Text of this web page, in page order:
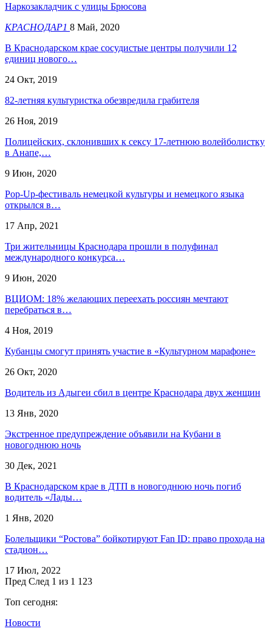
Наркозакладчик с улицы Брюсова
КРАСНОДАР1 8 Май, 2020
В Краснодарском крае сосудистые центры получили 12
единиц нового…
24 Окт, 2019
82-летняя культуристка обезвредила грабителя
26 Ноя, 2019
Полицейских, склонивших к сексу 17-летнюю волейболистку
в Анапе,…
9 Июн, 2020
Pop-Up-фестиваль немецкой культуры и немецкого языка
открылся в…
17 Апр, 2021
Три жительницы Краснодара прошли в полуфинал
международного конкурса…
9 Июн, 2020
ВЦИОМ: 18% желающих переехать россиян мечтают
перебраться в…
4 Ноя, 2019
Кубанцы смогут принять участие в «Культурном марафоне»
26 Окт, 2020
Водитель из Адыгеи сбил в центре Краснодара двух женщин
13 Янв, 2020
​Экстренное предупреждение объявили на Кубани в
новогоднюю ночь
30 Дек, 2021
В Краснодарском крае в ДТП в новогоднюю ночь погиб
водитель «Лады…
1 Янв, 2020
​Болельщики “Ростова” бойкотируют Fan ID: право прохода на
стадион…
17 Июл, 2022
Пред След 1 из 1 123
Топ сегодня:
Новости